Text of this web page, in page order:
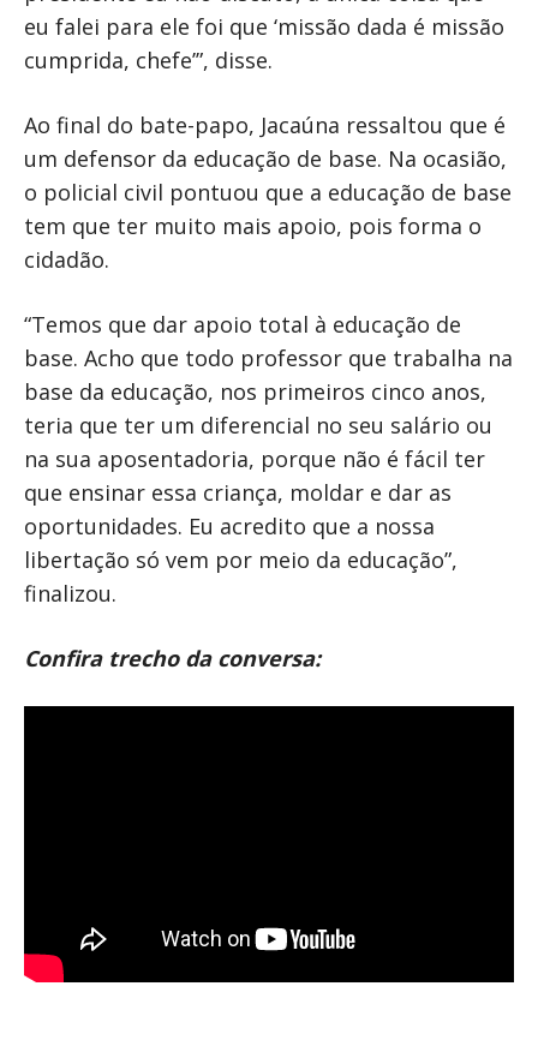
eu falei para ele foi que ‘missão dada é missão
cumprida, chefe’”, disse.
Ao final do bate-papo, Jacaúna ressaltou que é
um defensor da educação de base. Na ocasião,
o policial civil pontuou que a educação de base
tem que ter muito mais apoio, pois forma o
cidadão.
“Temos que dar apoio total à educação de
base. Acho que todo professor que trabalha na
base da educação, nos primeiros cinco anos,
teria que ter um diferencial no seu salário ou
na sua aposentadoria, porque não é fácil ter
que ensinar essa criança, moldar e dar as
oportunidades. Eu acredito que a nossa
libertação só vem por meio da educação”,
finalizou.
Confira trecho da conversa: